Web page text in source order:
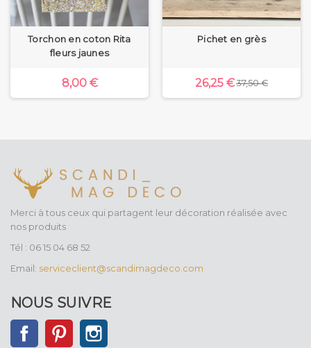
Torchon en coton Rita
fleurs jaunes
8,00 €
Pichet en grès
26,25 €37,50 €
Merci à tous ceux qui partagent leur décoration réalisée avec
nos produits
Tél : 06 15 04 68 52
Email: serviceclient@scandimagdeco.com
NOUS SUIVRE
FacebookPinterest